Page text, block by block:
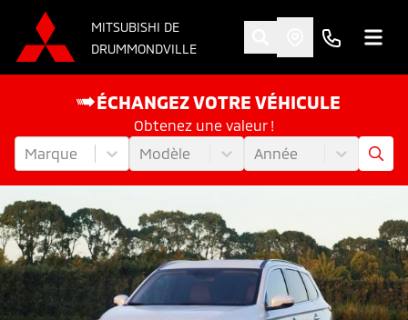
MITSUBISHI DE
DRUMMONDVILLE
ÉCHANGEZ VOTRE VÉHICULE
Obtenez une valeur !
Marque
Modèle Année